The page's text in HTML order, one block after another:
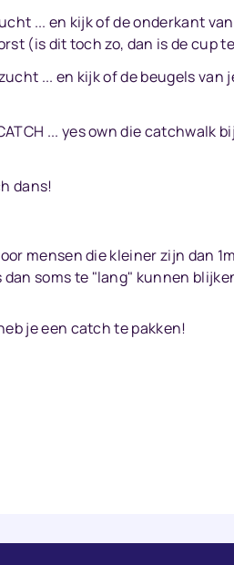
... en kijk of de onderkant
(is dit toch zo, dan is de cup
... en kijk of de beugels
... yes own die catchwalk
dans!
mensen die kleiner zijn dan
soms te "lang" kunnen
je een catch te pakken!